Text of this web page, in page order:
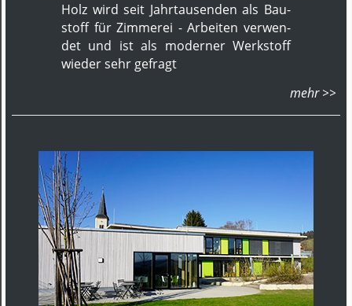
Holz wird seit Jahr­tausenden als Bau­
stoff für Zim­merei - Ar­bei­ten ver­wen­
det und ist als mo­der­ner Werk­stoff
wieder sehr ge­fragt